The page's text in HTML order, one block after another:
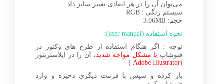
می‌توان آن را در هر ابعادی تغییر سایز داد.
سیستم رنگی : RGB
حجم: 3.06MB
نحوه استفاده (user manual):
توجه : اگر هنگام استفاده از طرح های وکتور در
فتوشاپ با مشکل مواجه شدید، آن را در ایلاستریتور
(
Adobe Illustrator
)
باز کرده و سپس با فرمت دیگری ذخیره و وارد